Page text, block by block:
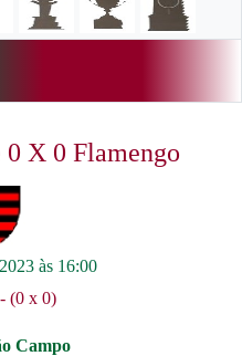
0 X 0 Flamengo
às 16:00
(0 x 0)